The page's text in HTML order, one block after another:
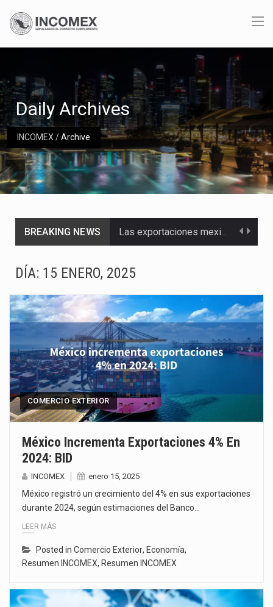
INCOMEX/Archive
Daily Archives
BREAKING NEWS Las exportaciones mexicanas de vehículos ligeros disminuyeron 9.67 % en julio a tasa anual, alcanzando…
Solo el 17.8 % de las empresas en México se considera totalmente preparada para la…
Ante la suspensión temporal de las inspecciones sanitarias del Departamento de Agricultura de Estados Unidos…
DÍA: 15 ENERO, 2025
COMERCIO EXTERIOR
México Incrementa Exportaciones 4% En
2024: BID
INCOMEX enero 15, 2025
México registró un crecimiento del 4% en sus exportaciones
durante 2024, según estimaciones del Banco…
LEER MÁS
Posted in Comercio Exterior, Economía,
Resumen INCOMEX, Resumen INCOMEX